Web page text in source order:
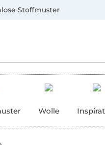
Stoffmuster
Wolle
Giropay, Kauf auf